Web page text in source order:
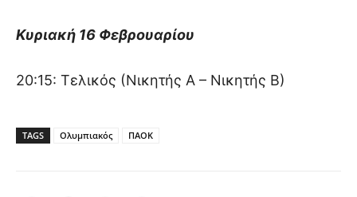
Κυριακή 16 Φεβρουαρίου
20:15: Τελικός (Νικητής Α – Νικητής Β)
TAGS Ολυμπιακός ΠΑΟΚ